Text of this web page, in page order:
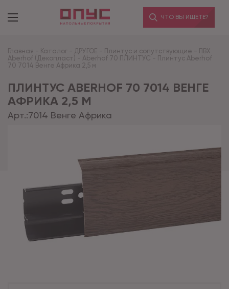
ЧТО ВЫ ИЩЕТЕ?
Главная - Каталог - ДРУГОЕ - Плинтус и сопутствующие - ПВХ
Aberhof (Декопласт) - Aberhof 70 ПЛИНТУС - Плинтус Aberhof
70 7014 Венге Африка 2,5 м
ПЛИНТУС ABERHOF 70 7014 ВЕНГЕ
АФРИКА 2,5 М
Арт.:7014 Венге Африка